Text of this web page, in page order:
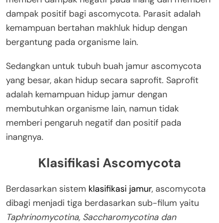
dampak positif bagi ascomycota. Parasit adalah
kemampuan bertahan makhluk hidup dengan
bergantung pada organisme lain.
Sedangkan untuk tubuh buah jamur ascomycota
yang besar, akan hidup secara saprofit. Saprofit
adalah kemampuan hidup jamur dengan
membutuhkan organisme lain, namun tidak
memberi pengaruh negatif dan positif pada
inangnya.
Klasifikasi Ascomycota
Berdasarkan sistem klasifikasi jamur, ascomycota
dibagi menjadi tiga berdasarkan sub-filum yaitu
Taphrinomycotina, Saccharomycotina dan